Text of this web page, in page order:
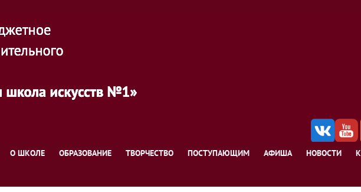
О ШКОЛЕ ОБРАЗОВАНИЕ ТВОРЧЕСТВО ПОСТУПАЮЩИМ АФИША НОВОСТИ